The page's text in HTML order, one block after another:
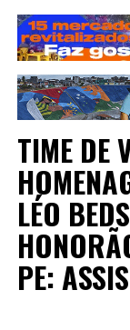
TIME DE
LÉO
PE: